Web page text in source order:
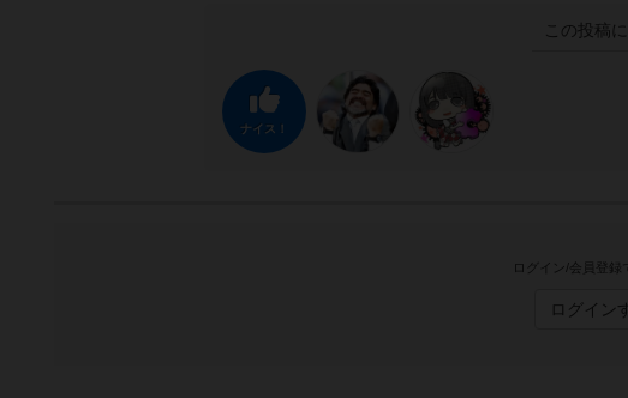
この投稿に
ナイス！
ログイン/会員登録
ログイン